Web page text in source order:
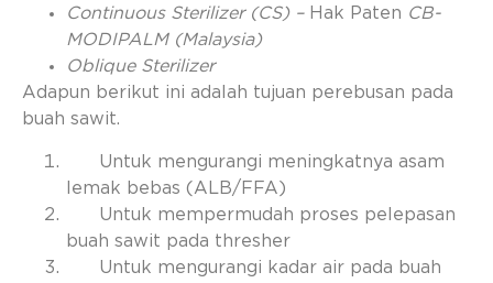
Continuous Sterilizer (CS) – Hak Paten CB-
MODIPALM (Malaysia)
Oblique Sterilizer
Adapun berikut ini adalah tujuan perebusan pada
buah sawit.
Untuk mengurangi meningkatnya asam
lemak bebas (ALB/FFA)
Untuk mempermudah proses pelepasan
buah sawit pada thresher
Untuk mengurangi kadar air pada buah